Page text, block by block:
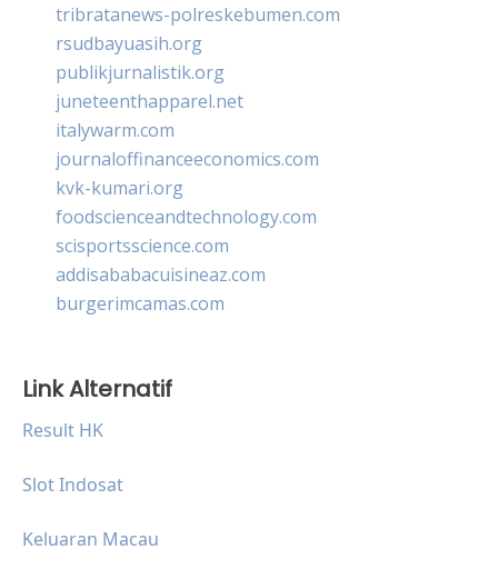
tribratanews-polreskebumen.com
rsudbayuasih.org
publikjurnalistik.org
juneteenthapparel.net
italywarm.com
journaloffinanceeconomics.com
kvk-kumari.org
foodscienceandtechnology.com
scisportsscience.com
addisababacuisineaz.com
burgerimcamas.com
Link Alternatif
Result HK
Slot Indosat
Keluaran Macau